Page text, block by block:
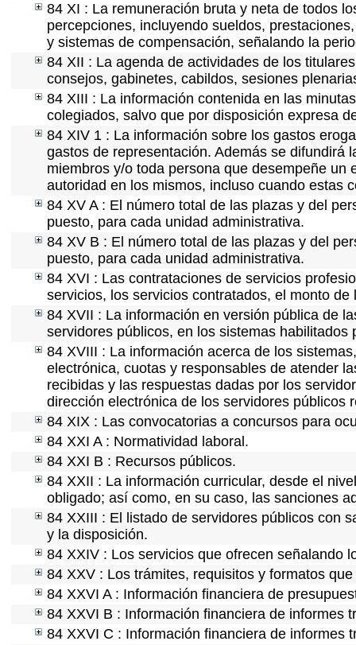
84 XI : La remuneración bruta y neta de todos
percepciones, incluyendo sueldos,
y sistemas de compensación, señalando la
84 XII : La agenda de actividades de los
consejos, gabinetes, cabildos, sesiones
84 XIII : La información contenida en las
colegiados, salvo que por disposición expresa
84 XIV 1 : La información sobre los gastos
gastos de representación. Además se difundirá
miembros y/o toda persona que desempeñe
autoridad en los mismos, incluso cuando estas
84 XV A : El número total de las plazas y del
puesto, para cada unidad administrativa.
84 XV B : El número total de las plazas y del
puesto, para cada unidad administrativa.
84 XVI : Las contrataciones de servicios
servicios, los servicios contratados, el monto
84 XVII : La información en versión pública de
servidores públicos, en los sistemas
84 XVIII : La información acerca de los
electrónica, cuotas y responsables de atender
recibidas y las respuestas dadas por los
dirección electrónica de los servidores públicos
84 XIX : Las convocatorias a concursos para
84 XXI A : Normatividad laboral.
84 XXI B : Recursos públicos.
84 XXII : La información curricular, desde el
obligado; así como, en su caso, las sanciones
84 XXIII : El listado de servidores públicos con
y la disposición.
84 XXIV : Los servicios que ofrecen señalando
84 XXV : Los trámites, requisitos y formatos
84 XXVI A : Información financiera de
84 XXVI B : Información financiera de informes
84 XXVI C : Información financiera de informes